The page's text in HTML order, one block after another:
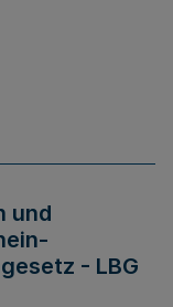
und
- LBG